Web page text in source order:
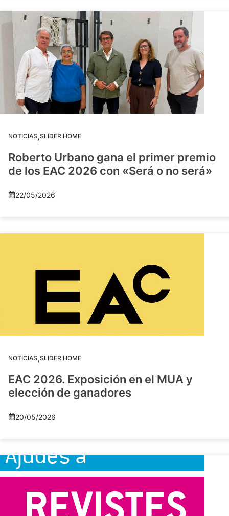
NOTICIAS,SLIDER HOME
Roberto Urbano gana el primer premio
de los EAC 2026 con «Será o no será»
22/05/2026
NOTICIAS,SLIDER HOME
EAC 2026. Exposición en el MUA y
elección de ganadores
20/05/2026